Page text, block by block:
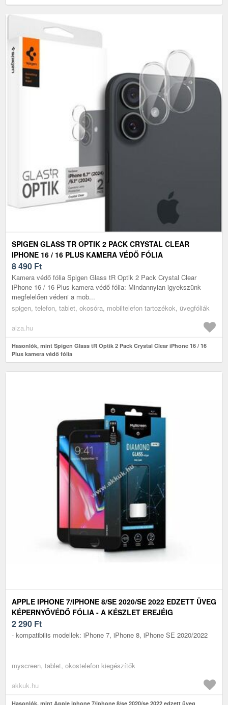
SPIGEN GLASS TR OPTIK 2 PACK CRYSTAL CLEAR
IPHONE 16 / 16 PLUS KAMERA VÉDŐ FÓLIA
8 490 Ft
Kamera védő fólia Spigen Glass tR Optik 2 Pack Crystal Clear
iPhone 16 / 16 Plus kamera védő fólia: Mindannyian igyekszünk
megfelelően védeni a mob...
spigen, telefon, tablet, okosóra, mobiltelefon tartozékok, üvegfóliák
alza.hu
Hasonlók, mint Spigen Glass tR Optik 2 Pack Crystal Clear iPhone 16 / 16
Plus kamera védő fólia
APPLE IPHONE 7/IPHONE 8/SE 2020/SE 2022 EDZETT ÜVEG
KÉPERNYŐVÉDŐ FÓLIA - A KÉSZLET EREJÉIG
2 290 Ft
- kompatibilis modellek: iPhone 7, iPhone 8, iPhone SE 2020/2022
myscreen, tablet, okostelefon kiegészítők
akkuk.hu
Hasonlók, mint Apple iphone 7/iphone 8/se 2020/se 2022 edzett üveg